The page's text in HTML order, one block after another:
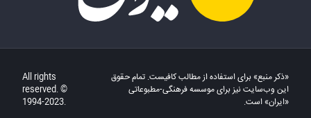
«ذکر منبع» برای استفاده از مطالب کافیست. تمام حقوق
این وب‌سایت نیز برای موسسه فرهنگی-مطبوعاتی
«ایران» است.
All rights
reserved. ©
1994-2023.